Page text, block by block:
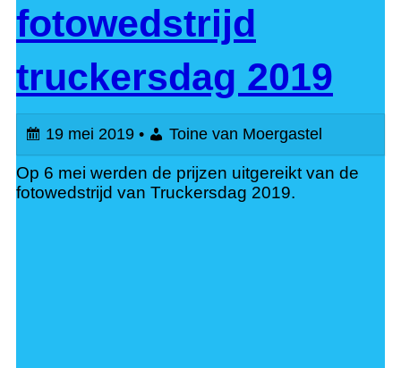
fotowedstrijd
truckersdag 2019
19 mei 2019 • Toine van Moergastel
Op 6 mei werden de prijzen uitgereikt van de
fotowedstrijd van Truckersdag 2019.